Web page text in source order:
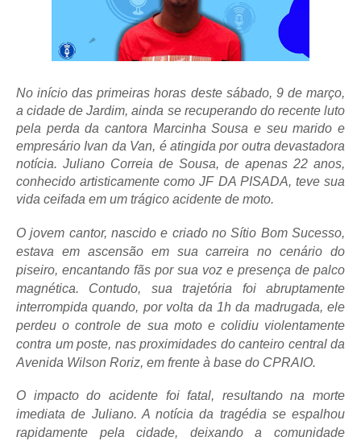
No início das primeiras horas deste sábado, 9 de março,
a cidade de Jardim, ainda se recuperando do recente luto
pela perda da cantora Marcinha Sousa e seu marido e
empresário Ivan da Van, é atingida por outra devastadora
notícia. Juliano Correia de Sousa, de apenas 22 anos,
conhecido artisticamente como JF DA PISADA, teve sua
vida ceifada em um trágico acidente de moto.
O jovem cantor, nascido e criado no Sítio Bom Sucesso,
estava em ascensão em sua carreira no cenário do
piseiro, encantando fãs por sua voz e presença de palco
magnética. Contudo, sua trajetória foi abruptamente
interrompida quando, por volta da 1h da madrugada, ele
perdeu o controle de sua moto e colidiu violentamente
contra um poste, nas proximidades do canteiro central da
Avenida Wilson Roriz, em frente à base do CPRAIO.
O impacto do acidente foi fatal, resultando na morte
imediata de Juliano. A notícia da tragédia se espalhou
rapidamente pela cidade, deixando a comunidade